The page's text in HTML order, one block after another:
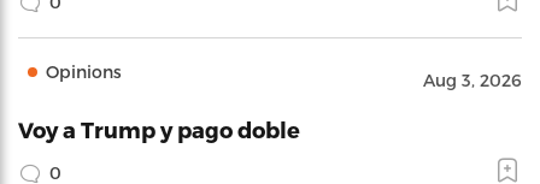
Opinions Aug 3, 2026
Voy a Trump y pago doble
0